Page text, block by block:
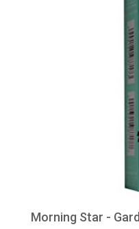
Morning Star -